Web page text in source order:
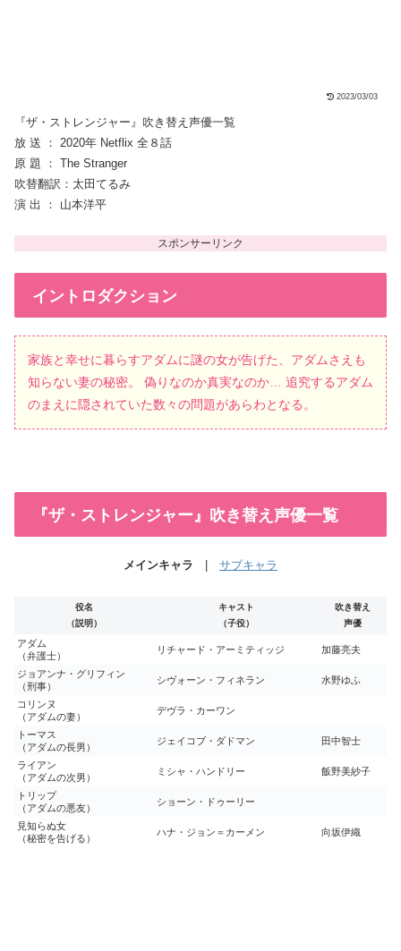
2023/03/03
『ザ・ストレンジャー』吹き替え声優一覧
放 送 ： 2020年 Netflix 全８話
原 題 ： The Stranger
吹替翻訳：太田てるみ
演 出 ： 山本洋平
イントロダクション
家族と幸せに暮らすアダムに謎の女が告げた、アダムさえも
知らない妻の秘密。 偽りなのか真実なのか… 追究するアダム
のまえに隠されていた数々の問題があらわとなる。
『ザ・ストレンジャー』吹き替え声優一覧
メインキャラ | サブキャラ
役名
（説明）
キャスト
（子役）
吹き替え
声優
アダム
（弁護士）
リチャード・アーミティッジ 加藤亮夫
ジョアンナ・グリフィン
（刑事）
シヴォーン・フィネラン 水野ゆふ
コリンヌ
（アダムの妻）
デヴラ・カーワン
トーマス
（アダムの長男）
ジェイコブ・ダドマン 田中智士
ライアン
（アダムの次男）
ミシャ・ハンドリー 飯野美紗子
トリップ
（アダムの悪友）
ショーン・ドゥーリー
見知らぬ女
（秘密を告げる）
ハナ・ジョン＝カーメン 向坂伊織